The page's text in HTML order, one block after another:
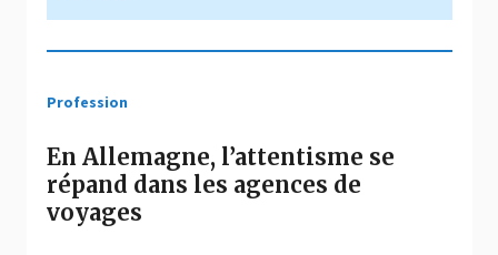
Profession
En Allemagne, l’attentisme se
répand dans les agences de
voyages